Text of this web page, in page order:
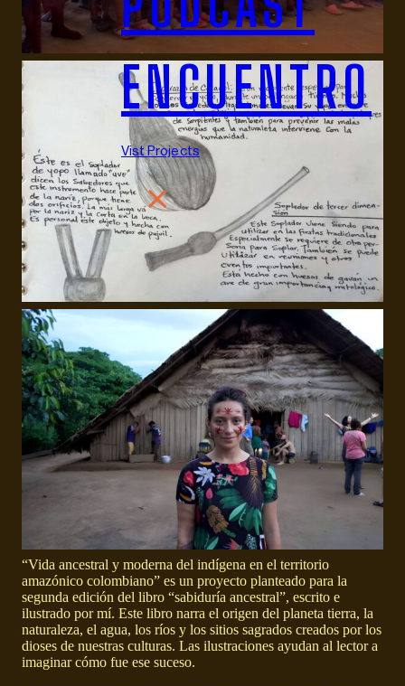
ENCUENTRO
Vist Projects
“Vida ancestral y moderna del indígena en el territorio
amazónico colombiano” es un proyecto planteado para la
segunda edición del libro “sabiduría ancestral”, escrito e
ilustrado por mí. Este libro narra el origen del planeta tierra, la
naturaleza, el agua, los ríos y los sitios sagrados creados por los
dioses de nuestras culturas. Las ilustraciones ayudan al lector a
imaginar cómo fue ese suceso.